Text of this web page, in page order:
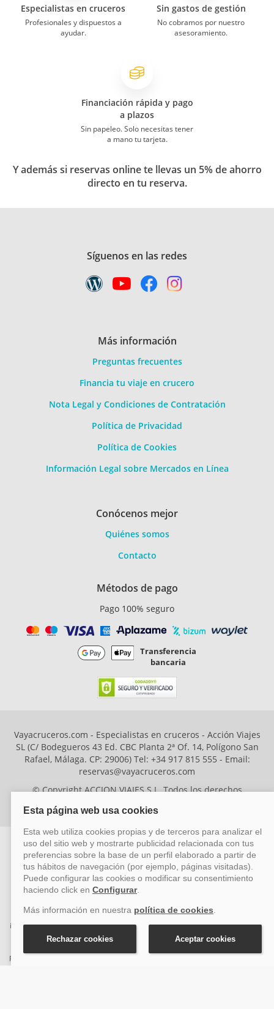
Especialistas en cruceros
Profesionales y dispuestos a
ayudar.
Sin gastos de gestión
No cobramos por nuestro
asesoramiento.
Financiación rápida y pago
a plazos
Sin papeleo. Solo necesitas tener
a mano tu tarjeta.
Y además si reservas online te llevas un 5% de ahorro
directo en tu reserva.
Síguenos en las redes
Más información
Preguntas frecuentes
Financia tu viaje en crucero
Nota Legal y Condiciones de Contratación
Política de Privacidad
Política de Cookies
Información Legal sobre Mercados en Línea
Conócenos mejor
Quiénes somos
Contacto
Métodos de pago
Pago 100% seguro
Transferencia
bancaria
Vayacruceros.com - Especialistas en cruceros - Acción Viajes
SL (C/ Bodegueros 43 Ed. CBC Planta 2ª Of. 14, Polígono San
Rafael, Málaga. CP: 29006) Tel: +34 917 815 555 - Email:
reservas@vayacruceros.com
© Copyright ACCION VIAJES S.L. Todos los derechos
ACCION VIAJES SL ha sido beneficiaria del Fondo Europeo de Desarrollo
Regional (FEDER), cuyo objetivo es mejorar la competitividad de las pymes
mediante el impulso de la innovación, el desarrollo tecnológico, la
investigación de calidad y el uso seguro y fiable del ciberespacio. Gracias a
esta financiación, la empresa ha puesto en marcha un Plan de Acción
durante el año 2026 para reforzar su competitividad empresarial,
promoviendo la innovación y la ciberseguridad. Para ello, ha contado con el